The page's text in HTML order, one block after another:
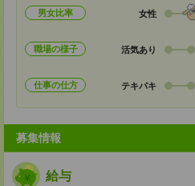
男女比率 女性
職場の様子 活気あり
仕事の仕方 テキパキ
募集情報
給与